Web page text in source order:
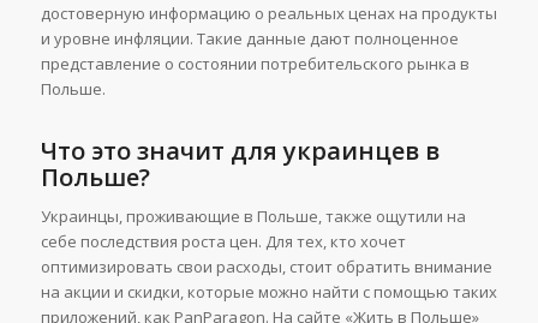
достоверную информацию о реальных ценах на продукты
и уровне инфляции. Такие данные дают полноценное
представление о состоянии потребительского рынка в
Польше.
Что это значит для украинцев в
Польше?
Украинцы, проживающие в Польше, также ощутили на
себе последствия роста цен. Для тех, кто хочет
оптимизировать свои расходы, стоит обратить внимание
на акции и скидки, которые можно найти с помощью таких
приложений, как PanParagon. На сайте «Жить в Польше»